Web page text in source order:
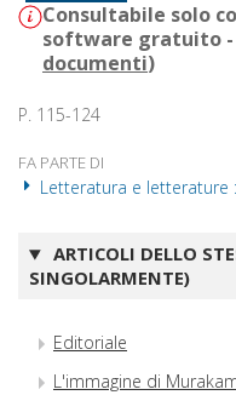
Consultabile solo
software gratuito -
documenti)
P. 115-124
FA PARTE DI
Letteratura e letterature
ARTICOLI DELLO
SINGOLARMENTE)
Editoriale
L'immagine di